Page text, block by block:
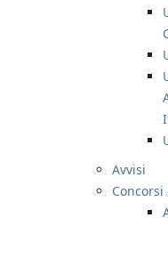
Avvisi